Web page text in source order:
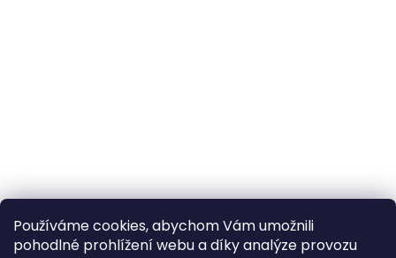
Používáme cookies, abychom Vám umožnili
pohodlné prohlížení webu a díky analýze provozu